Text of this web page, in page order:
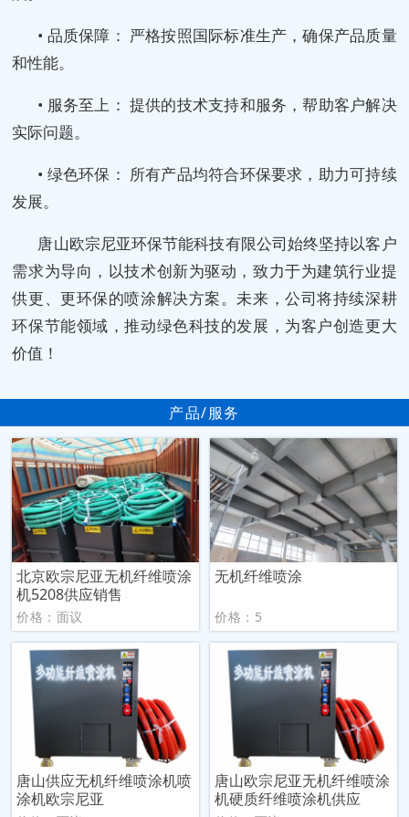
• 品质保障： 严格按照国际标准生产，确保产品质量
和性能。
• 服务至上： 提供的技术支持和服务，帮助客户解决
实际问题。
• 绿色环保： 所有产品均符合环保要求，助力可持续
发展。
唐山欧宗尼亚环保节能科技有限公司始终坚持以客户
需求为导向，以技术创新为驱动，致力于为建筑行业提
供更、更环保的喷涂解决方案。未来，公司将持续深耕
环保节能领域，推动绿色科技的发展，为客户创造更大
价值！
产品/服务
北京欧宗尼亚无机纤维喷涂
机5208供应销售
价格：面议
无机纤维喷涂
价格：5
唐山供应无机纤维喷涂机喷
涂机欧宗尼亚
唐山欧宗尼亚无机纤维喷涂
机硬质纤维喷涂机供应